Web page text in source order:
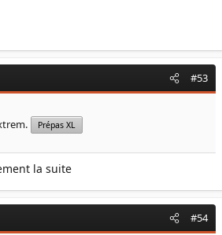
#53
Prépas XL
la suite
#54